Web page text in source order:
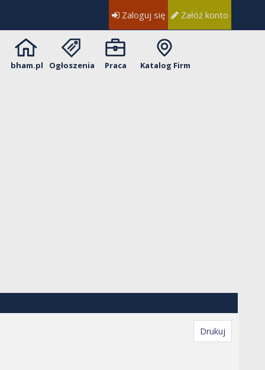
Zaloguj się Załóż konto
bham.pl Ogłoszenia Praca Katalog Firm
Drukuj